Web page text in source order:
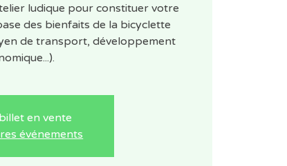
ludique pour constituer votre
des bienfaits de la bicyclette
de transport, développement
en vente
événements